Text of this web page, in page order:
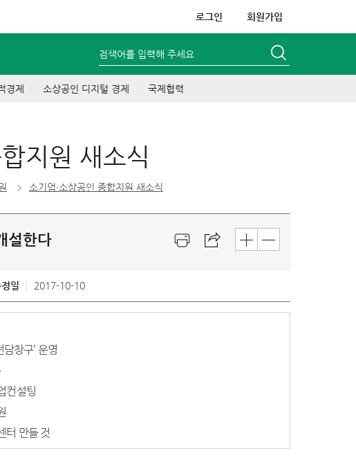
로그인 회원가입
검색어를 입력해 주세요
경제 소상공인 디지털 경제 국제협력
지원 새소식
소기업∙소상공인 종합지원 새소식
설한다
일 2017-10-10
창구’ 운영
컨설팅
터 만들 것